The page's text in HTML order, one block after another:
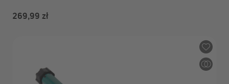
269,99 zł